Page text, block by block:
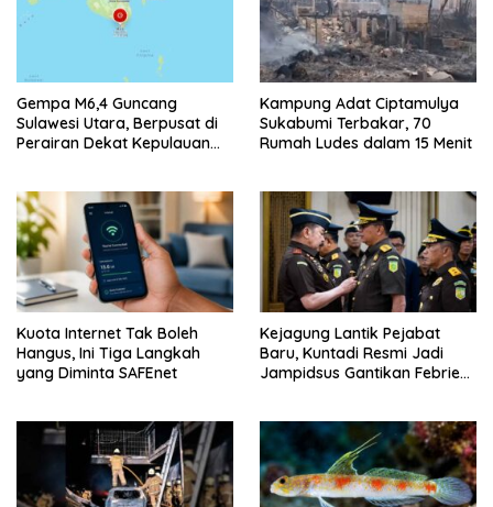
Gempa M6,4 Guncang
Sulawesi Utara, Berpusat di
Perairan Dekat Kepulauan
Kampung Adat Ciptamulya
Sukabumi Terbakar, 70
Rumah Ludes dalam 15 Menit
Kuota Internet Tak Boleh
Hangus, Ini Tiga Langkah
yang Diminta SAFEnet
Kejagung Lantik Pejabat
Baru, Kuntadi Resmi Jadi
Jampidsus Gantikan Febrie